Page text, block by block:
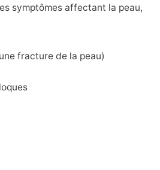
symptômes affectant la peau,
fracture de la peau)